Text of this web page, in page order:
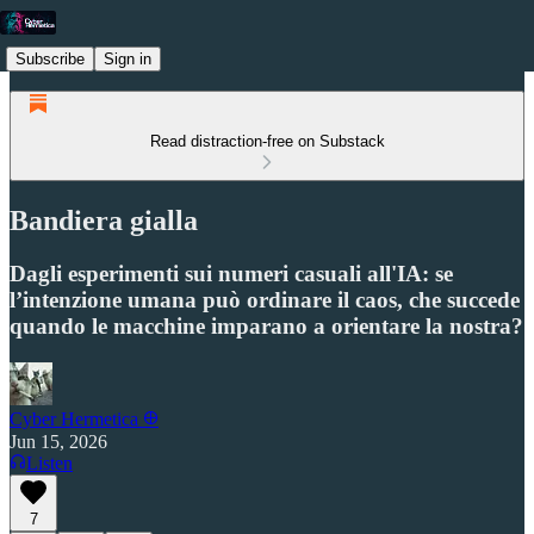
Subscribe Sign in
Read distraction-free on Substack
Bandiera gialla
Dagli esperimenti sui numeri casuali all'IA: se
l’intenzione umana può ordinare il caos, che succede
quando le macchine imparano a orientare la nostra?
Cyber Hermetica 𐀏
Jun 15, 2026
Listen
7